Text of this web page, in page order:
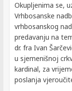
Okupljenima se,
Vrhbosanske
vrhbosanskog
predavanju na
dr. fra Ivan
u sjemenišnoj
kardinal, za
poslanja